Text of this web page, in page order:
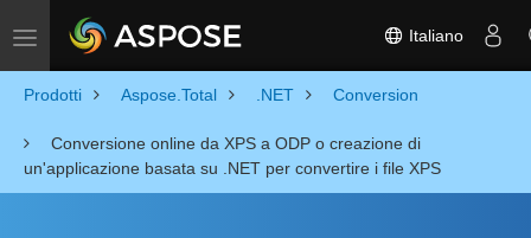
Toggle navigation Italiano
Prodotti Aspose.Total .NET Conversion
Conversione online da XPS a ODP o creazione di
un'applicazione basata su .NET per convertire i file XPS